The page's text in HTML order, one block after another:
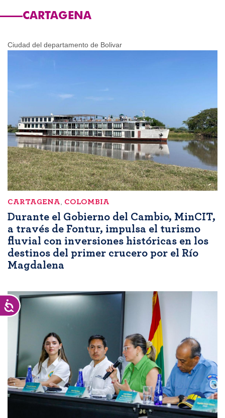
Accesibilidad
CARTAGENA
Ciudad del departamento de Bolivar
CARTAGENA COLOMBIA
Durante el Gobierno del Cambio, MinCIT,
a través de Fontur, impulsa el turismo
fluvial con inversiones históricas en los
destinos del primer crucero por el Río
Magdalena